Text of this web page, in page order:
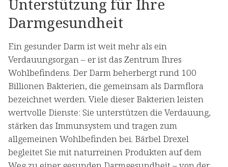
Unterstützung für Ihre
Darmgesundheit
Ein gesunder Darm ist weit mehr als ein
Verdauungsorgan – er ist das Zentrum Ihres
Wohlbefindens. Der Darm beherbergt rund 100
Billionen Bakterien, die gemeinsam als Darmflora
bezeichnet werden. Viele dieser Bakterien leisten
wertvolle Dienste: Sie unterstützen die Verdauung,
stärken das Immunsystem und tragen zum
allgemeinen Wohlbefinden bei. Bärbel Drexel
begleitet Sie mit naturreinen Produkten auf dem